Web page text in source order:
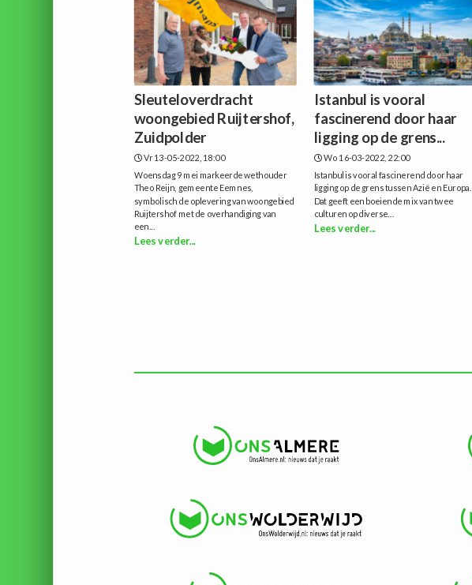
Sleuteloverdracht
woongebied Ruijtershof,
Zuidpolder
Vr 13-05-2022, 18:00
Woensdag 9 mei markeerde wethouder
Theo Reijn, gemeente Eemnes,
symbolisch de oplevering van woongebied
Ruijtershof met de overhandiging van
een...
Lees verder...
Istanbul is vooral
fascinerend door haar
ligging op de grens...
Wo 16-03-2022, 22:00
Istanbul is vooral fascinerend door haar
ligging op de grens tussen Azië en Europa.
Dat geeft een boeiende mix van twee
culturen op diverse...
Lees verder...